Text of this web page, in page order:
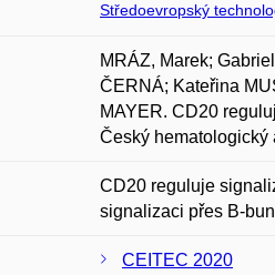
Středoevropský
MRÁZ, Marek;
ČERNÁ; Kateřina
MAYER. CD20
Český hematologický
CD20 reguluje
signalizaci přes B-
CEITEC 2020